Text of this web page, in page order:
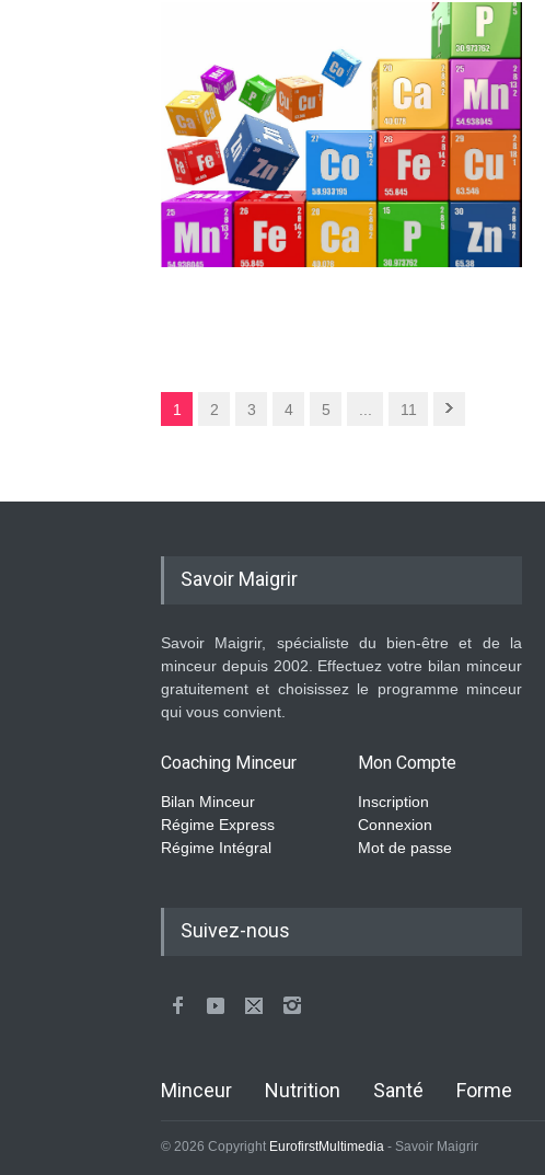
1 2 3 4 5 11
Savoir Maigrir
Savoir Maigrir, spécialiste du bien-être et de la
minceur depuis 2002. Effectuez votre bilan minceur
gratuitement et choisissez le programme minceur
qui vous convient.
Coaching Minceur
Bilan Minceur
Régime Express
Régime Intégral
Mon Compte
Inscription
Connexion
Mot de passe
Suivez-nous
Minceur Nutrition Santé Forme
© 2026 Copyright EurofirstMultimedia - Savoir Maigrir